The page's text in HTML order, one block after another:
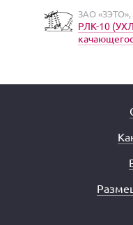
ЗАО «ЗЭТО»,
РЛК-10